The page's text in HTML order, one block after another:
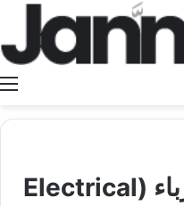
توظيف مهندسة كهرباء (Electrical